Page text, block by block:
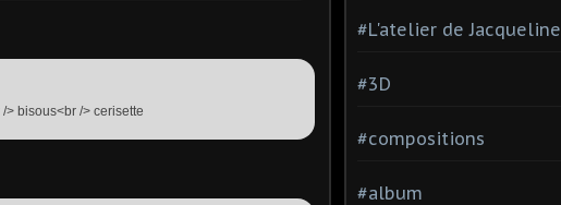
bisous<br /> cerisette
#L'atelier de Jacqueline
#3D
#compositions
#album